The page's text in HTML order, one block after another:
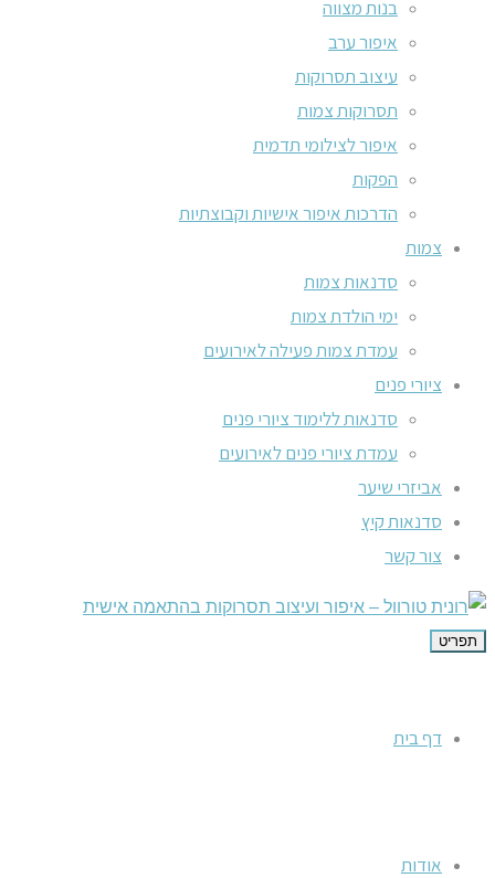
בנות מצווה
איפור ערב
עיצוב תסרוקות
תסרוקות צמות
איפור לצילומי תדמית
הפקות
הדרכות איפור אישיות וקבוצתיות
צמות
סדנאות צמות
ימי הולדת צמות
עמדת צמות פעילה לאירועים
ציורי פנים
סדנאות ללימוד ציורי פנים
עמדת ציורי פנים לאירועים
אביזרי שיער
סדנאות קיץ
צור קשר
תפריט
דף בית
אודות